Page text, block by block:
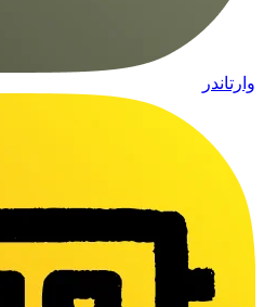
وارتاندر